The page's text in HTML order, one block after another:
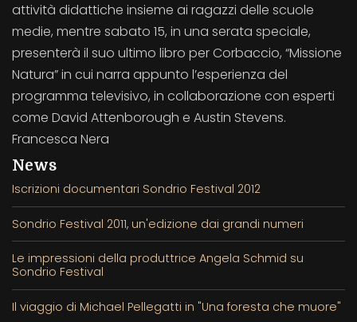
attività didattiche insieme ai ragazzi delle scuole
medie, mentre sabato 15, in una serata speciale,
presenterà il suo ultimo libro per Corbaccio, “Missione
Natura” in cui narra appunto l’esperienza del
programma televisivo, in collaborazione con esperti
come David Attenborough e Austin Stevens.
Francesca Nera
News
Iscrizioni documentari Sondrio Festival 2012
Sondrio Festival 2011, un'edizione dai grandi numeri
Le impressioni della produttrice Angela Schmid su
Sondrio Festival
Il viaggio di Michael Pellegatti in "Una foresta che muore"